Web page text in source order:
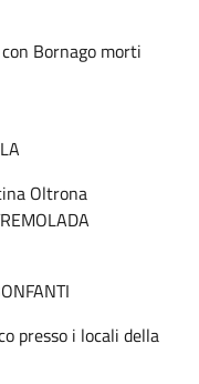
Bornago morti
Oltrona
presso i locali della